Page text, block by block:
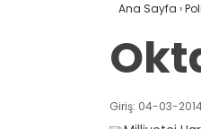
Ana Sayfa ›
Giriş: 04-03-2014